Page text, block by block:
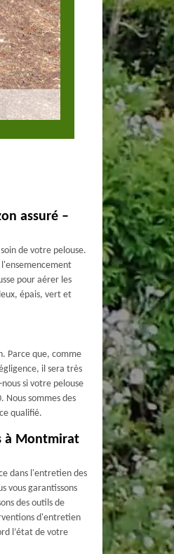
assuré –
de votre pelouse.
pour aérer les
épais, vert et
Parce que, comme
il sera très
si votre pelouse
Nous sommes des
qualifié.
à Montmirat
dans l'entretien des
vous garantissons
des outils de
d'entretien
l’état de votre